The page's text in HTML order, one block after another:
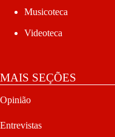
Musicoteca
Videoteca
MAIS SEÇÕES
Opinião
Entrevistas